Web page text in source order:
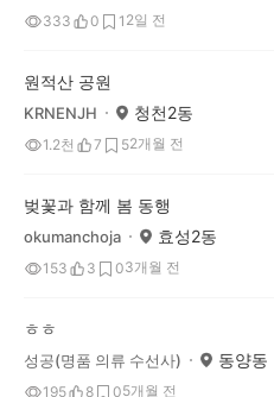
333 0 1 2일 전
원적산 공원
KRNENJH 청천2동
1.2천 7 52개월 전
벚꽃과 함께 봄 동행
okumanchoja 효성2동
153 3 03개월 전
ㅎㅎ
성공(명품 의류 수선사) 동양동
195 8 05개월 전